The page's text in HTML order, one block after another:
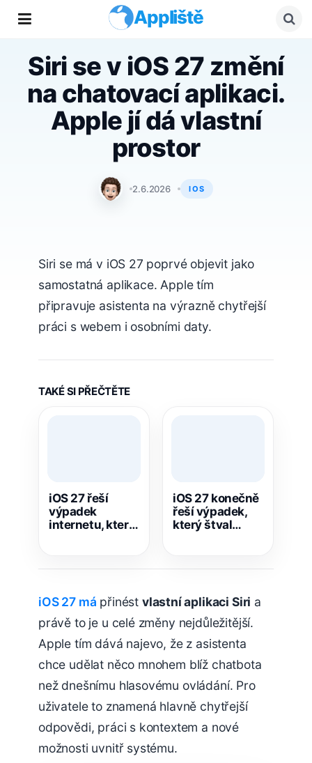
Appliště
Siri se v iOS 27 změní
na chatovací aplikaci.
Apple jí dá vlastní
prostor
Matyáš Kozák
2.6.2026 IOS
Siri se má v iOS 27 poprvé objevit jako
samostatná aplikace. Apple tím
připravuje asistenta na výrazně chytřejší
práci s webem i osobními daty.
TAKÉ SI PŘEČTĚTE
iOS 27 řeší
výpadek
internetu, který
iOS 27 konečně
řeší výpadek,
který štval
iOS 27 má přinést vlastní aplikaci Siri a
právě to je u celé změny nejdůležitější.
Apple tím dává najevo, že z asistenta
chce udělat něco mnohem blíž chatbota
než dnešnímu hlasovému ovládání. Pro
uživatele to znamená hlavně chytřejší
odpovědi, práci s kontextem a nové
možnosti uvnitř systému.